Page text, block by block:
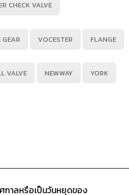
CHECK VALVE
GEAR VOCESTER FLANGE
VALVE NEWWAY YORK
กาลหรือเป็นวันหยุดของ